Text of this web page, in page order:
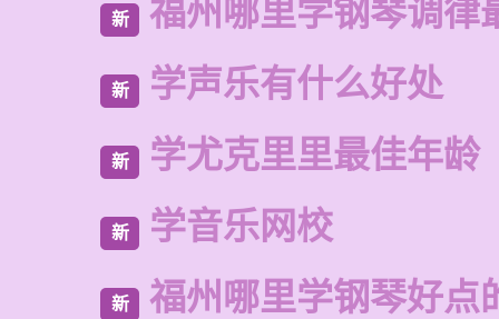
新 福州哪里学钢琴调律
新 学声乐有什么好处
新 学尤克里里最佳年龄
新 学音乐网校
新 福州哪里学钢琴好点